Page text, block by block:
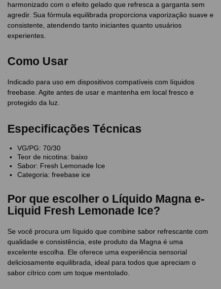
harmonizado com o efeito gelado que refresca a garganta sem
agredir. Sua fórmula equilibrada proporciona vaporização suave e
consistente, atendendo tanto iniciantes quanto usuários
experientes.
Como Usar
Indicado para uso em dispositivos compatíveis com líquidos
freebase. Agite antes de usar e mantenha em local fresco e
protegido da luz.
Especificações Técnicas
VG/PG: 70/30
Teor de nicotina: baixo
Sabor: Fresh Lemonade Ice
Categoria: freebase ice
Por que escolher o Líquido Magna e-
Liquid Fresh Lemonade Ice?
Se você procura um líquido que combine sabor refrescante com
qualidade e consistência, este produto da Magna é uma
excelente escolha. Ele oferece uma experiência sensorial
deliciosamente equilibrada, ideal para todos que apreciam o
sabor cítrico com um toque mentolado.